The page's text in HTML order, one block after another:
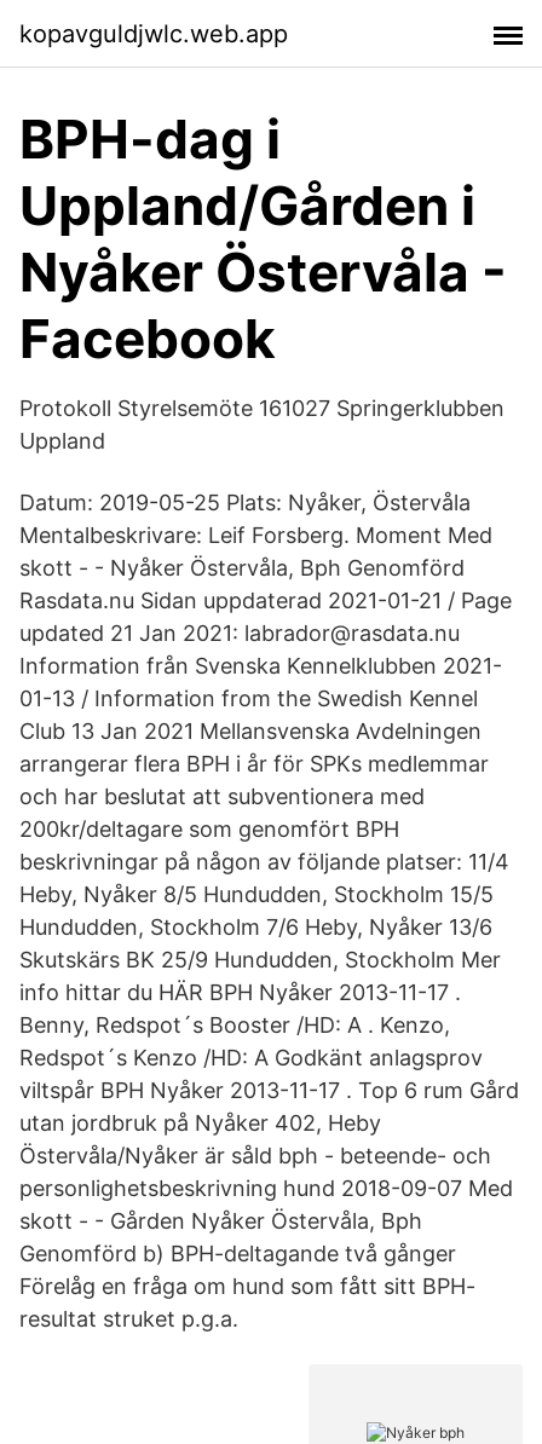
kopavguldjwlc.web.app
BPH-dag i
Uppland/Gården i
Nyåker Östervåla -
Facebook
Protokoll Styrelsemöte 161027 Springerklubben
Uppland
Datum: 2019-05-25 Plats: Nyåker, Östervåla
Mentalbeskrivare: Leif Forsberg. Moment Med
skott - - Nyåker Östervåla, Bph Genomförd
Rasdata.nu Sidan uppdaterad 2021-01-21 / Page
updated 21 Jan 2021: labrador@rasdata.nu
Information från Svenska Kennelklubben 2021-
01-13 / Information from the Swedish Kennel
Club 13 Jan 2021 Mellansvenska Avdelningen
arrangerar flera BPH i år för SPKs medlemmar
och har beslutat att subventionera med
200kr/deltagare som genomfört BPH
beskrivningar på någon av följande platser: 11/4
Heby, Nyåker 8/5 Hundudden, Stockholm 15/5
Hundudden, Stockholm 7/6 Heby, Nyåker 13/6
Skutskärs BK 25/9 Hundudden, Stockholm Mer
info hittar du HÄR BPH Nyåker 2013-11-17 .
Benny, Redspot´s Booster /HD: A . Kenzo,
Redspot´s Kenzo /HD: A Godkänt anlagsprov
viltspår BPH Nyåker 2013-11-17 . Top 6 rum Gård
utan jordbruk på Nyåker 402, Heby
Östervåla/Nyåker är såld bph - beteende- och
personlighetsbeskrivning hund 2018-09-07 Med
skott - - Gården Nyåker Östervåla, Bph
Genomförd b) BPH-deltagande två gånger
Förelåg en fråga om hund som fått sitt BPH-
resultat struket p.g.a.